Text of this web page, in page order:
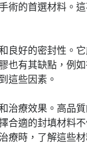
術的首選材料。
良好的密封性。
也有其缺點，例
這些因素。
治療效果。高品
合適的封填材料
療時，了解這些